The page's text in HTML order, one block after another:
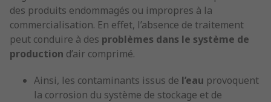
des produits endommagés ou impropres à la
commercialisation. En effet, l’absence de traitement
peut conduire à des problèmes dans le système de
production d’air comprimé.
Ainsi, les contaminants issus de l’eau provoquent
la corrosion du système de stockage et de